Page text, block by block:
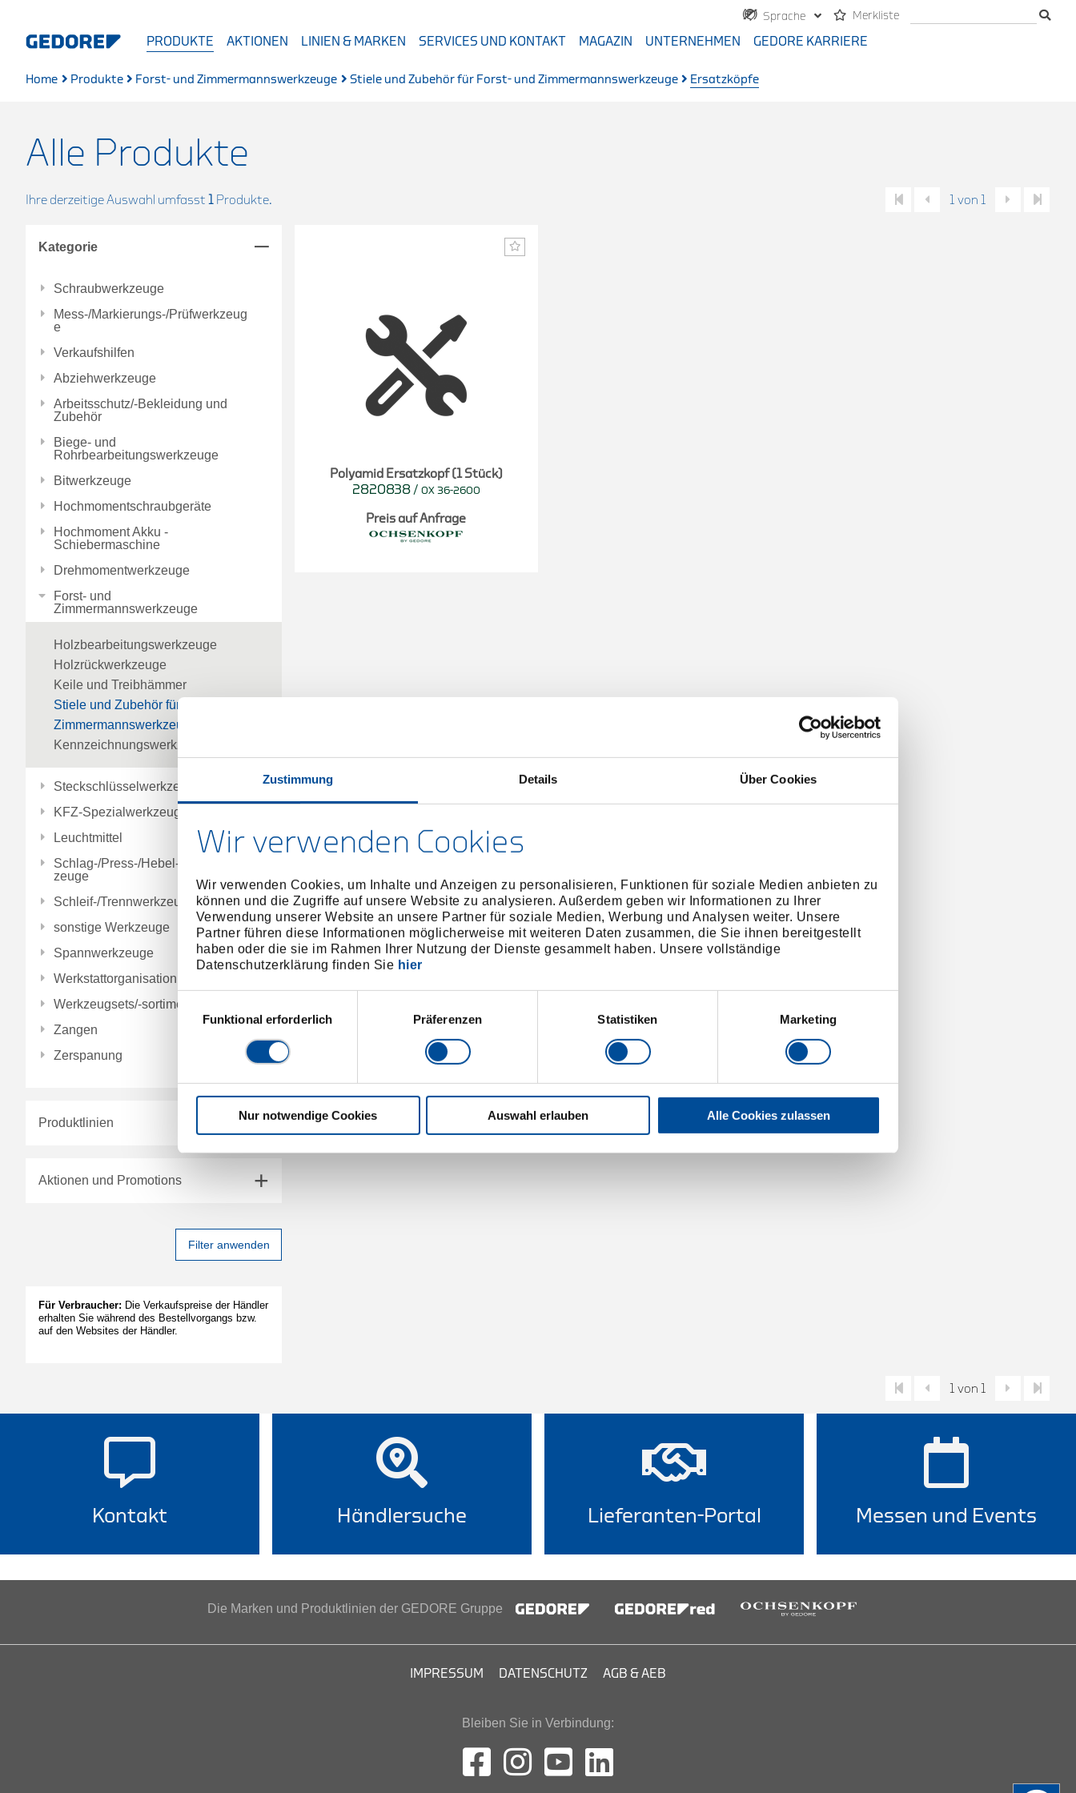
Zustimmung Details Über Cookies
Wir verwenden Cookies
Wir verwenden Cookies, um Inhalte und Anzeigen zu personalisieren, Funktionen für soziale Medien anbieten zu
können und die Zugriffe auf unsere Website zu analysieren. Außerdem geben wir Informationen zu Ihrer
Verwendung unserer Website an unsere Partner für soziale Medien, Werbung und Analysen weiter. Unsere
Partner führen diese Informationen möglicherweise mit weiteren Daten zusammen, die Sie ihnen bereitgestellt
haben oder die sie im Rahmen Ihrer Nutzung der Dienste gesammelt haben. Unsere vollständige
Datenschutzerklärung finden Sie hier
Funktional erforderlich
Präferenzen Statistiken Marketing
Nur notwendige Cookies Auswahl erlauben Alle Cookies zulassen
Sprache Merkliste
PRODUKTE AKTIONEN LINIEN & MARKEN SERVICES UND KONTAKT MAGAZIN UNTERNEHMEN GEDORE KARRIERE
Home Produkte Forst- und Zimmermannswerkzeuge Stiele und Zubehör für Forst- und Zimmermannswerkzeuge Ersatzköpfe
Alle Produkte
Ihre derzeitige Auswahl umfasst 1 Produkte. 1 von 1
Kategorie
Schraubwerkzeuge
Mess-/Markierungs-/Prüfwerkzeug
e
Verkaufshilfen
Abziehwerkzeuge
Arbeitsschutz/-Bekleidung und
Zubehör
Biege- und
Rohrbearbeitungswerkzeuge
Bitwerkzeuge
Hochmomentschraubgeräte
Hochmoment Akku -
Schiebermaschine
Drehmomentwerkzeuge
Forst- und
Zimmermannswerkzeuge
Holzbearbeitungswerkzeuge
Holzrückwerkzeuge
Keile und Treibhämmer
Stiele und Zubehör für Forst- und
Zimmermannswerkzeuge
Kennzeichnungswerkzeuge
Steckschlüsselwerkzeuge
KFZ-Spezialwerkzeuge
Leuchtmittel
Schlag-/Press-/Hebel-/Einbauwerk
zeuge
Schleif-/Trennwerkzeuge
sonstige Werkzeuge
Spannwerkzeuge
Werkstattorganisation
Werkzeugsets/-sortimente
Zangen
Zerspanung
Produktlinien
Aktionen und Promotions
Filter anwenden
Für Verbraucher: Die Verkaufspreise der Händler
erhalten Sie während des Bestellvorgangs bzw.
auf den Websites der Händler.
Polyamid Ersatzkopf (1 Stück)
2820838 / OX 36-2600
Preis auf Anfrage
1 von 1
Kontakt Händlersuche Lieferanten-Portal Messen und Events
Die Marken und Produktlinien der GEDORE Gruppe
IMPRESSUM DATENSCHUTZ AGB & AEB
Bleiben Sie in Verbindung: